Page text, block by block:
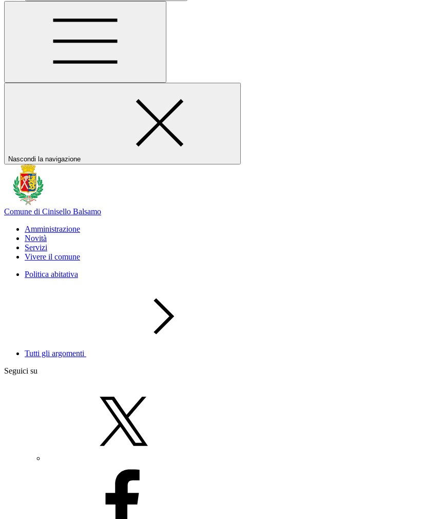
Nascondi la navigazione
Comune di Cinisello Balsamo
Amministrazione
Novità
Servizi
Vivere il comune
Politica abitativa
Tutti gli argomenti
Seguici su